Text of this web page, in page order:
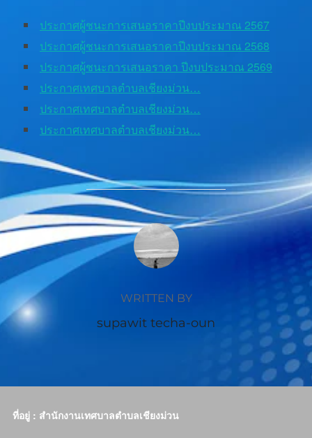
ประกาศผู้ชนะการเสนอราคาปีงบประมาณ 2567
ประกาศผู้ชนะการเสนอราคาปีงบประมาณ 2568
ประกาศผู้ชนะการเสนอราคา ปีงบประมาณ 2569
ประกาศเทศบาลตำบลเชียงม่วน…
ประกาศเทศบาลตำบลเชียงม่วน…
ประกาศเทศบาลตำบลเชียงม่วน…
POST AUTHOR
WRITTEN BY
supawit techa-oun
ที่อยู่ : สำนักงานเทศบาลตำบลเชียงม่วน